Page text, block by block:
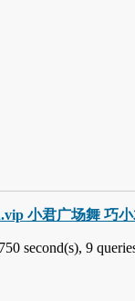
小君广场舞 巧
second(s), 9